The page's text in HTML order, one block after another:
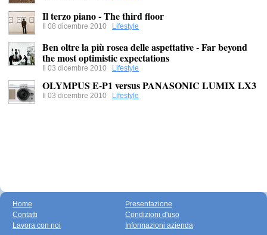
Il terzo piano - The third floor
Il 08 dicembre 2010 Lifestyle
Ben oltre la più rosea delle aspettative - Far beyond
the most optimistic expectations
Il 03 dicembre 2010 Lifestyle
OLYMPUS E-P1 versus PANASONIC LUMIX LX3
Il 03 dicembre 2010 Lifestyle
Home
Contatti
Lavora con noi
Presentazione
Condizioni d'uso
Informazioni azienda